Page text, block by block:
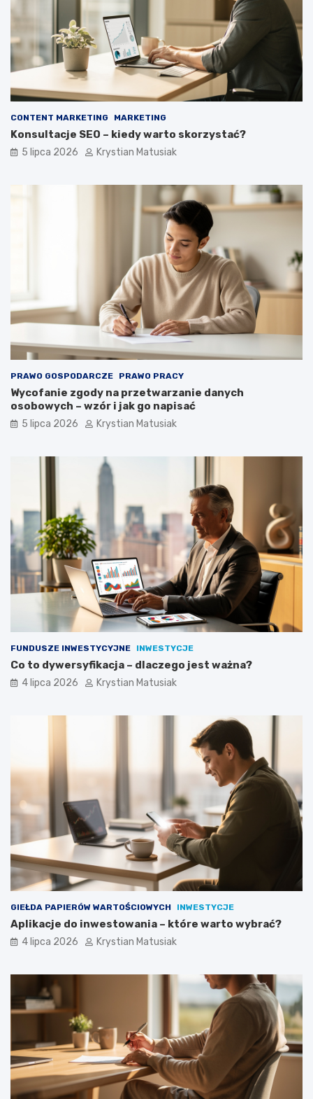
CONTENT MARKETING MARKETING
Konsultacje SEO – kiedy warto skorzystać?
5 lipca 2026 Krystian Matusiak
PRAWO GOSPODARCZE PRAWO PRACY
Wycofanie zgody na przetwarzanie danych
osobowych – wzór i jak go napisać
5 lipca 2026 Krystian Matusiak
FUNDUSZE INWESTYCYJNE INWESTYCJE
Co to dywersyfikacja – dlaczego jest ważna?
4 lipca 2026 Krystian Matusiak
GIEŁDA PAPIERÓW WARTOŚCIOWYCH INWESTYCJE
Aplikacje do inwestowania – które warto wybrać?
4 lipca 2026 Krystian Matusiak